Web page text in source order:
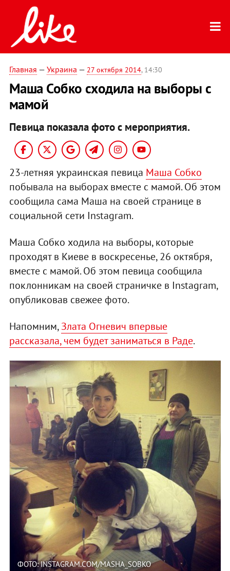
Главная — Украина — 27 октября 2014, 14:30
Маша Собко сходила на выборы с
мамой
Певица показала фото с мероприятия.
23-летняя украинская певица Маша Собко
побывала на выборах вместе с мамой. Об этом
сообщила сама Маша на своей странице в
социальной сети Instagram.
Маша Собко ходила на выборы, которые
проходят в Киеве в воскресенье, 26 октября,
вместе с мамой. Об этом певица сообщила
поклонникам на своей страничке в Instagram,
опубликовав свежее фото.
Напомним,Злата Огневич впервые
рассказала, чем будет заниматься в Раде.
ФОТО: INSTAGRAM.COM/MASHA_SOBKO